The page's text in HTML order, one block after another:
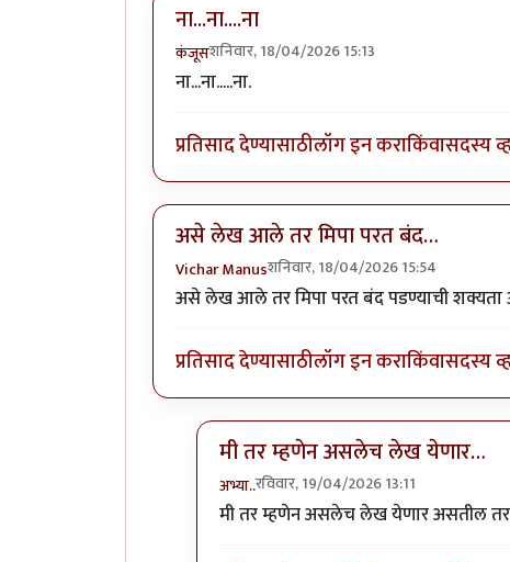
ना...ना....ना
कंजूसशनिवार, 18/04/2026 15:13
ना...ना.....ना.
प्रतिसाद देण्यासाठीलॉग इन कराकिंवासदस्य
असे लेख आले तर मिपा परत बंद…
Vichar Manusशनिवार, 18/04/2026 15:54
असे लेख आले तर मिपा परत बंद पडण्याची
प्रतिसाद देण्यासाठीलॉग इन कराकिंवासदस्य
मी तर म्हणेन असलेच लेख येणार…
अभ्या..रविवार, 19/04/2026 13:11
In reply toअसे लेख आले तर मिपा परत
मी तर म्हणेन असलेच लेख येणार असतील तर